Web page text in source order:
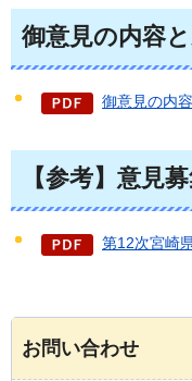
御意見の内容
御意見の内
【参考】意見
第12次宮崎
お問い合わせ